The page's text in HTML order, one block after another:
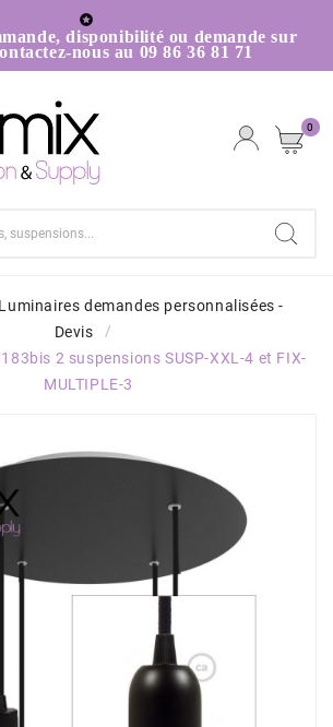

disponibilité ou demande sur
nous au 09 86 36 81 71
0
Luminaires demandes personnalisées -
Devis
2 suspensions SUSP-XXL-4 et FIX-
MULTIPLE-3